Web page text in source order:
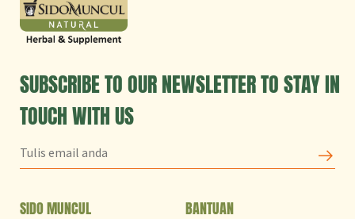
SUBSCRIBE TO OUR NEWSLETTER TO STAY IN
TOUCH WITH US
SIDO MUNCUL BANTUAN